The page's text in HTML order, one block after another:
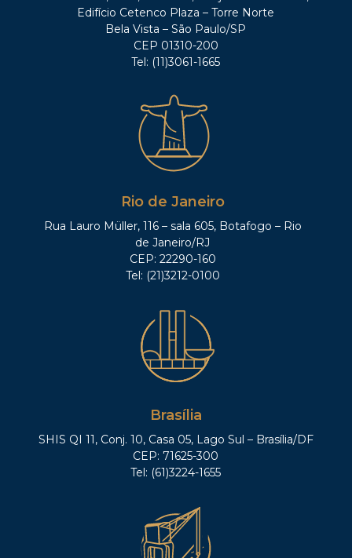
Edifício Cetenco Plaza – Torre Norte
Bela Vista – São Paulo/SP
CEP 01310-200
Tel: (11)3061-1665
Rio de Janeiro
Rua Lauro Müller, 116 – sala 605, Botafogo – Rio
de Janeiro/RJ
CEP: 22290-160
Tel: (21)3212-0100
Brasília
SHIS QI 11, Conj. 10, Casa 05, Lago Sul – Brasília/DF
CEP: 71625-300
Tel: (61)3224-1655